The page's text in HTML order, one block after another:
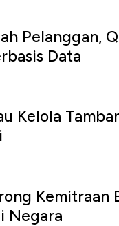
Pelanggan,
Data
Kelola
Kemitraan
Negara